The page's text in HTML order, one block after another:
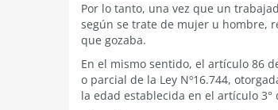
Por lo tanto, una vez que un
según se trate de mujer u hombre,
que gozaba.
En el mismo sentido, el artículo 86
o parcial de la Ley Nº16.744,
la edad establecida en el artículo 3°